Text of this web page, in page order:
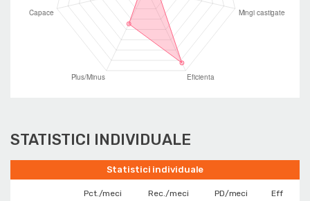
STATISTICI INDIVIDUALE
Statistici individuale
Pct./meci Rec./meci PD/meci
Eff